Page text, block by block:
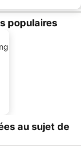
populaires
au sujet de